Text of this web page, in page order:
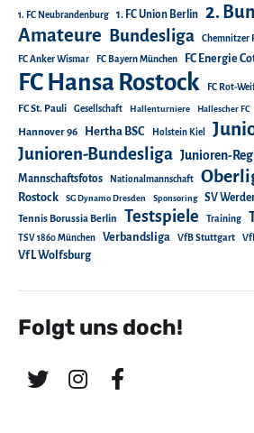
1. FC Neubrandenburg 1. FC Union Berlin 2.
Amateure Bundesliga Chemnitzer
FC Anker Wismar FC Bayern München FC Energie
FC Hansa Rostock FC Rot-
FC St. Pauli Gesellschaft Hallenturniere Hallescher FC
Hannover 96 Hertha BSC Holstein Kiel
Junioren-Bundesliga Junioren-
Mannschaftsfotos
Nationalmannschaft
Rostock SG Dynamo Dresden Sponsoring SV
Tennis Borussia Berlin Testspiele Training
TSV 1860 München Verbandsliga VfB Stuttgart
VfL Wolfsburg
Folgt uns doch!